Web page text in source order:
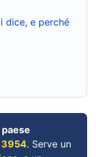
dice, e perché
. Serve un